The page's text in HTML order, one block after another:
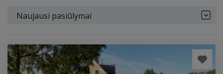
Naujausi pasiūlymai